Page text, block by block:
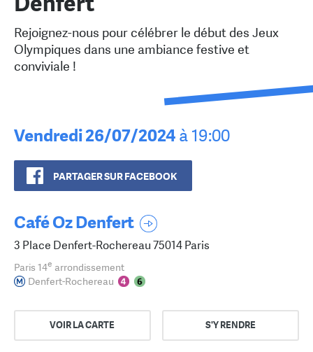
Rejoignez-nous pour célébrer le début des Jeux
Olympiques dans une ambiance festive et
conviviale !
Vendredi 26/07/2024 à 19:00
PARTAGER SUR FACEBOOK
Café Oz Denfert
3 Place Denfert-Rochereau 75014 Paris
Paris 14e arrondissement
Denfert-Rochereau
VOIR LA CARTE S'Y RENDRE